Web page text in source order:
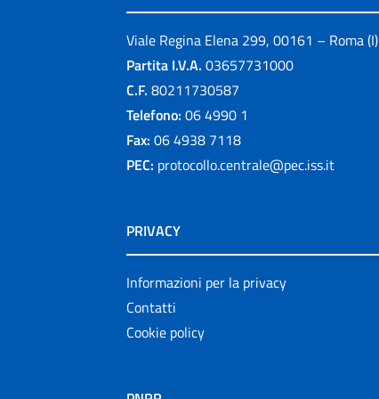
Viale Regina Elena 299, 00161 – Roma (I)
Partita I.V.A. 03657731000
C.F. 80211730587
Telefono: 06 4990 1
Fax: 06 4938 7118
PEC: protocollo.centrale@pec.iss.it
PRIVACY
Informazioni per la privacy
Contatti
Cookie policy